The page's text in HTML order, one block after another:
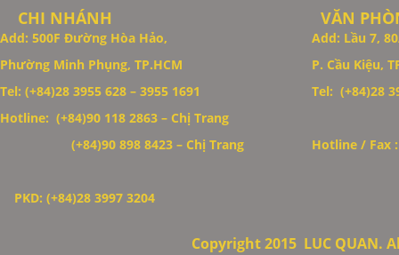
CHI NHÁNH VĂN
Add: 500F Đường Hòa Hảo,
Phường Minh Phụng, TP.HCM
Add: Lầu 7,
P. Cầu Kiệu,
Tel: (+84)28 3955 628 – 3955 1691
Tel: (+84)28
Hotline: (+84)90 118 2863 – Chị Trang
(+84)90 898 8423 – Chị Trang Hotline / Fax :
PKD: (+84)28 3997 3204
Copyright 2015 LUC QUAN.